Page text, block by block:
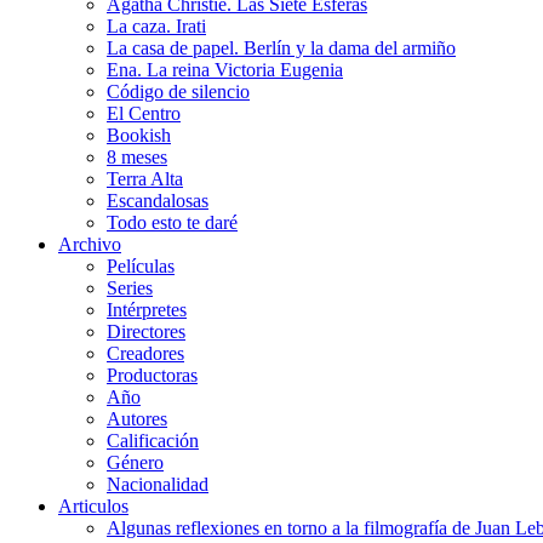
Agatha Christie. Las Siete Esferas
La caza. Irati
La casa de papel. Berlín y la dama del armiño
Ena. La reina Victoria Eugenia
Código de silencio
El Centro
Bookish
8 meses
Terra Alta
Escandalosas
Todo esto te daré
Archivo
Películas
Series
Intérpretes
Directores
Creadores
Productoras
Año
Autores
Calificación
Género
Nacionalidad
Articulos
Algunas reflexiones en torno a la filmografía de Juan